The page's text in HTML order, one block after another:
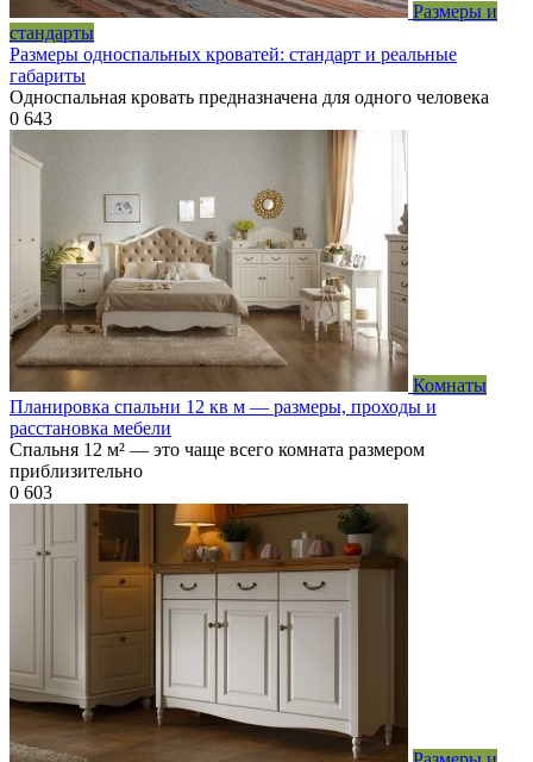
Размеры и
стандарты
Размеры односпальных кроватей: стандарт и реальные
габариты
Односпальная кровать предназначена для одного человека
0 643
Комнаты
Планировка спальни 12 кв м — размеры, проходы и
расстановка мебели
Спальня 12 м² — это чаще всего комната размером
приблизительно
0 603